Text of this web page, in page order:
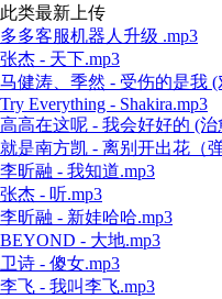
此类最新上传
多多客服机器人升级 .mp3
张杰 - 天下.mp3
马健涛、季然 - 受伤的是我 (
Try Everything - Shakira.mp3
高高在这呢 - 我会好好的 (治
就是南方凯 - 离别开出花（
李昕融 - 我知道.mp3
张杰 - 听.mp3
李昕融 - 新娃哈哈.mp3
BEYOND - 大地.mp3
卫诗 - 傻女.mp3
李飞 - 我叫李飞.mp3